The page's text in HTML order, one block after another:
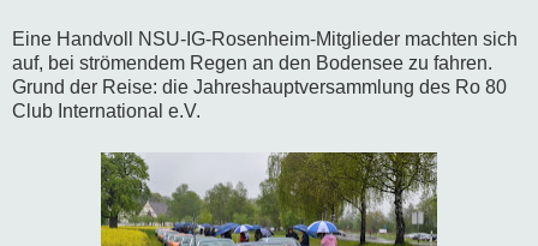
Eine Handvoll NSU-IG-Rosenheim-Mitglieder machten sich
auf, bei strömendem Regen an den Bodensee zu fahren.
Grund der Reise: die Jahreshauptversammlung des Ro 80
Club International e.V.